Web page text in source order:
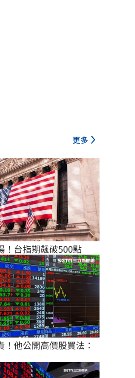
更多
！台指期飆破500點
！他公開高價股買法：